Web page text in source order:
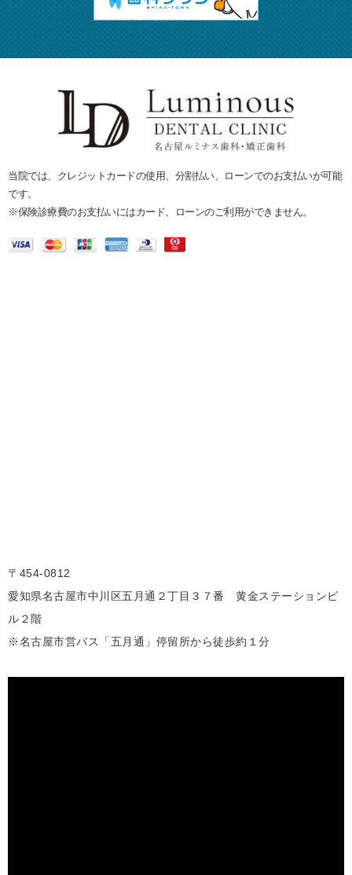
当院では、クレジットカードの使用、分割払い、ローンでのお支払いが可能
です。
※保険診療費のお支払いにはカード、ローンのご利用ができません。
〒454-0812
愛知県名古屋市中川区五月通２丁目３７番 黄金ステーションビ
ル２階
※名古屋市営バス「五月通」停留所から徒歩約１分